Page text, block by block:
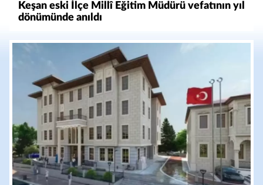
Keşan eski İlçe Millî Eğitim Müdürü vefatının yıl
dönümünde anıldı